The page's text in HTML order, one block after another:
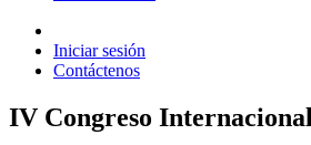
Iniciar sesión
Contáctenos
IV Congreso